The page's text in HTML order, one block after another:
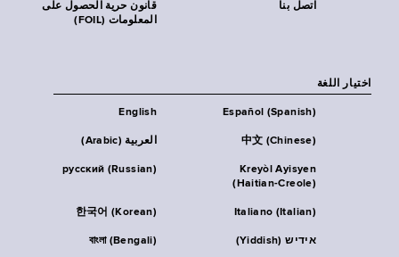
قانون حرية الحصول على
المعلومات (FOIL)
اتصل بنا
اختيار اللغة
English Español (Spanish)
العربية (Arabic) 中文 (Chinese)
русский (Russian)
Kreyòl Ayisyen
(Haitian-Creole)
한국어 (Korean) Italiano (Italian)
বাংলা (Bengali) אידיש (Yiddish)